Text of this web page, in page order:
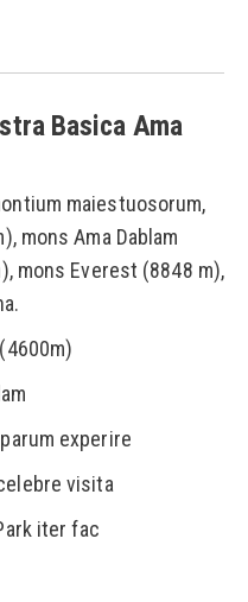
Basica Ama
maiestuosorum,
mons Ama Dablam
mons Everest (8848 m),
experire
visita
iter fac